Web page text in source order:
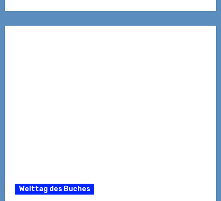
Welttag des Buches